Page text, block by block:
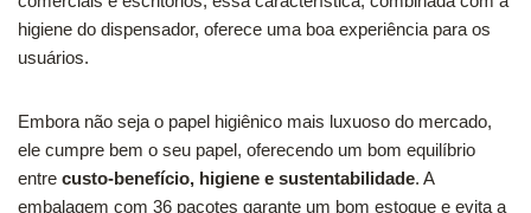
higiene do dispensador, oferece uma boa experiência para os
usuários.
Embora não seja o papel higiênico mais luxuoso do mercado,
ele cumpre bem o seu papel, oferecendo um bom equilíbrio
entre custo-benefício, higiene e sustentabilidade. A
embalagem com 36 pacotes garante um bom estoque e evita a